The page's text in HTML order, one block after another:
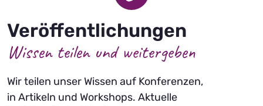
Veröffentlichungen
Wissen teilen und weitergeben
Wir teilen unser Wissen auf Konferenzen,
in Artikeln und Workshops. Aktuelle